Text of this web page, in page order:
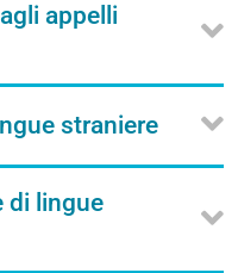
appelli
straniere
di lingue